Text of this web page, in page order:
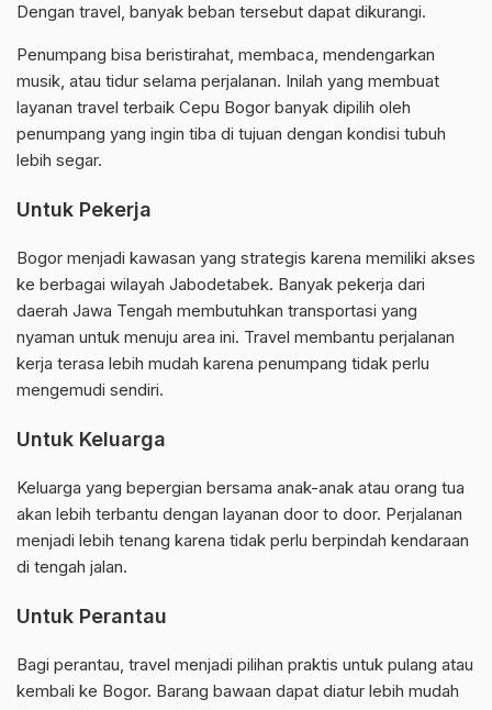
Dengan travel, banyak beban tersebut dapat dikurangi.
Penumpang bisa beristirahat, membaca, mendengarkan
musik, atau tidur selama perjalanan. Inilah yang membuat
layanan travel terbaik Cepu Bogor banyak dipilih oleh
penumpang yang ingin tiba di tujuan dengan kondisi tubuh
lebih segar.
Untuk Pekerja
Bogor menjadi kawasan yang strategis karena memiliki akses
ke berbagai wilayah Jabodetabek. Banyak pekerja dari
daerah Jawa Tengah membutuhkan transportasi yang
nyaman untuk menuju area ini. Travel membantu perjalanan
kerja terasa lebih mudah karena penumpang tidak perlu
mengemudi sendiri.
Untuk Keluarga
Keluarga yang bepergian bersama anak-anak atau orang tua
akan lebih terbantu dengan layanan door to door. Perjalanan
menjadi lebih tenang karena tidak perlu berpindah kendaraan
di tengah jalan.
Untuk Perantau
Bagi perantau, travel menjadi pilihan praktis untuk pulang atau
kembali ke Bogor. Barang bawaan dapat diatur lebih mudah